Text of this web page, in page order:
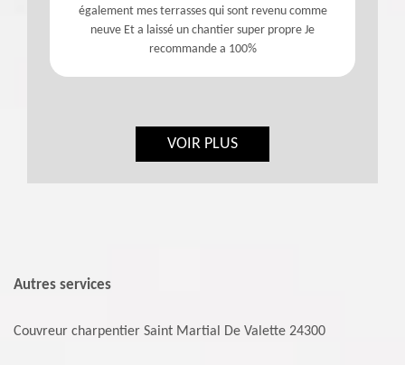
également mes terrasses qui sont revenu comme
neuve Et a laissé un chantier super propre Je
recommande a 100%
VOIR PLUS
Autres services
Couvreur charpentier Saint Martial De Valette 24300